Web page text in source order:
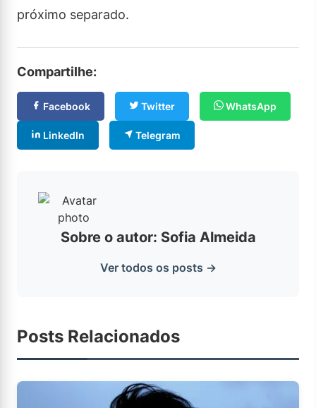
próximo separado.
Compartilhe:
Facebook Twitter WhatsApp
LinkedIn Telegram
Sobre o autor: Sofia Almeida
Ver todos os posts →
Posts Relacionados